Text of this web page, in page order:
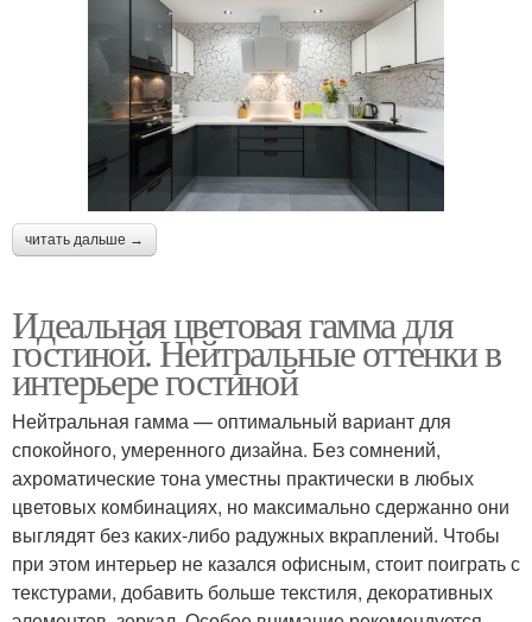
читать дальше →
Идеальная цветовая гамма для
гостиной. Нейтральные оттенки в
интерьере гостиной
Нейтральная гамма — оптимальный вариант для
спокойного, умеренного дизайна. Без сомнений,
ахроматические тона уместны практически в любых
цветовых комбинациях, но максимально сдержанно они
выглядят без каких-либо радужных вкраплений. Чтобы
при этом интерьер не казался офисным, стоит поиграть с
текстурами, добавить больше текстиля, декоративных